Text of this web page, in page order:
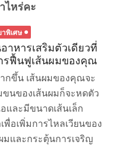
ไหร่คะ
าพิเศษ
อาหารเสริมตัวเดียวที่
รฟื้นฟูเส้นผมของคุณ
กขึ้น เส้นผมของคุณจะ
นของเส้นผมก็จะหดตัว
และมีขนาดเส้นเล็ก
อเพิ่มการไหลเวียนของ
มและกระตุ้นการเจริญ